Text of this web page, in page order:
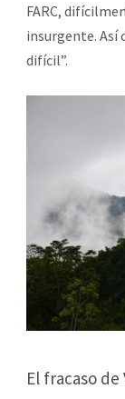
FARC,
insurgente. Así
difícil”.
El fracaso de